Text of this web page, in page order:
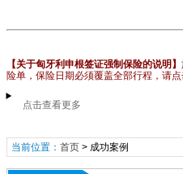
【关于匈牙利申根签证强制保险的说明】
险单，保险日期必须覆盖全部行程 ，请
点击查看更多
当前位置： 首页> 成功案例